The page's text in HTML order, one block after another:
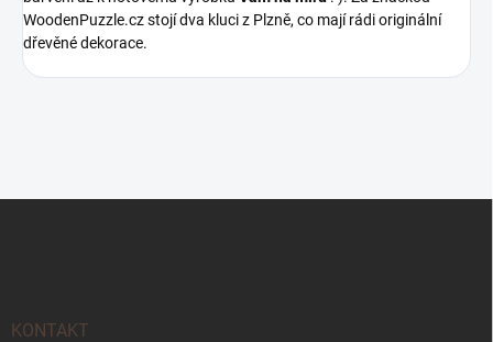
WoodenPuzzle.cz stojí dva kluci z Plzně, co mají rádi originální
dřevěné dekorace.
KONTAKT